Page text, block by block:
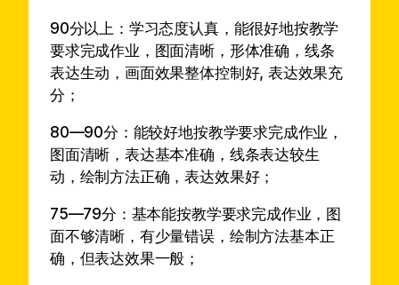
90分以上：学习态度认真，能很好地按教学
要求完成作业，图面清晰，形体准确，线条
表达生动，画面效果整体控制好, 表达效果充
分；
80—90分：能较好地按教学要求完成作业，
图面清晰，表达基本准确，线条表达较生
动，绘制方法正确，表达效果好；
75—79分：基本能按教学要求完成作业，图
面不够清晰，有少量错误，绘制方法基本正
确，但表达效果一般；